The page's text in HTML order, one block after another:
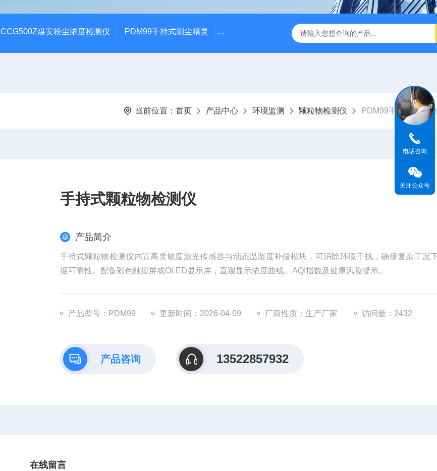
CCG500Z煤安粉尘浓度检测仪 PDM99手持式测尘精灵 CCG500Z型防爆粉尘仪 AQM-836S扬尘噪声监测仪
当前位置： 首页 产品中心 环境监测 颗粒物检测仪 PDM99手持式颗粒
手持式颗粒物检测仪
产品简介
手持式颗粒物检测仪内置高灵敏度激光传感器与动态温湿度补偿模块，可消除环境干扰，确保复杂工况
据可靠性。配备彩色触摸屏或OLED显示屏，直观显示浓度曲线、AQI指数及健康风险提示。
产品型号：PDM99 更新时间：2026-04-09 厂商性质：生产厂家 访问量：2432
产品咨询 13522857932
在线留言
电话咨询
关注公众号